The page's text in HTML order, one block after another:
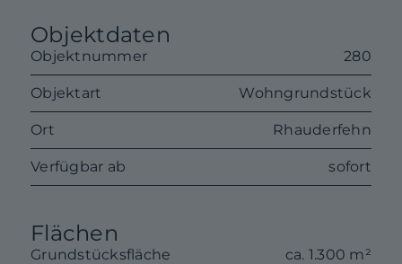
Objektdaten
Objektnummer 280
Objektart Wohngrundstück
Ort Rhauderfehn
Verfügbar ab sofort
Flächen
Grundstücksfläche ca. 1.300 m²